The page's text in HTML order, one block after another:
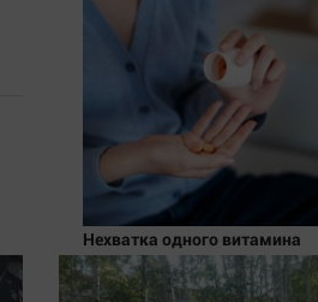
Нехватка одного витамина
увеличивает риск смерти в
два раза